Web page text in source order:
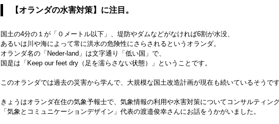
【オランダの水害対策】に注目。
国土の4分の１が「０メートル以下」、堤防やダムなどがなければ6割が水没、
あるいは川や海によって常に洪水の危険性にさらされるというオランダ。
オランダ名の「Neder-land」は文字通り「低い国」で、
国是は「Keep our feet dry（足を濡らさない状態）」ということです。
このオランダでは過去の災害から学んで、大規模な国土改造計画が現在も続いているそうです
きょうはオランダ在住の気象予報士で、気象情報の利用や水害対策についてコンサルティン
「気象とコミュニケーションデザイン」代表の渡邉俊幸さんにお話をうかがいました。